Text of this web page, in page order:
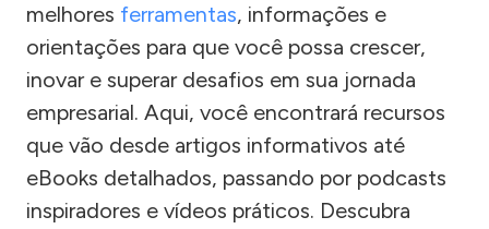
melhores ferramentas, informações e
orientações para que você possa crescer,
inovar e superar desafios em sua jornada
empresarial. Aqui, você encontrará recursos
que vão desde artigos informativos até
eBooks detalhados, passando por podcasts
inspiradores e vídeos práticos. Descubra